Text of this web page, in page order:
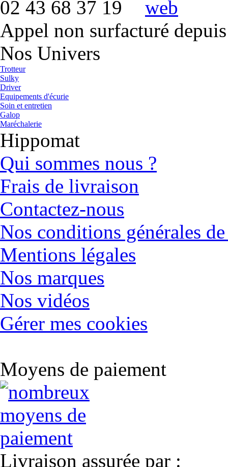
02 43 68 37 19
Appel non surfacturé
Nos Univers
Trotteur
Sulky
Driver
Equipements d'écurie
Soin et entretien
Galop
Maréchalerie
Hippomat
Qui sommes nous ?
Frais de livraison
Contactez-nous
Nos conditions générales
Mentions légales
Nos marques
Nos vidéos
Gérer mes cookies
Moyens de paiement
Livraison assurée par :